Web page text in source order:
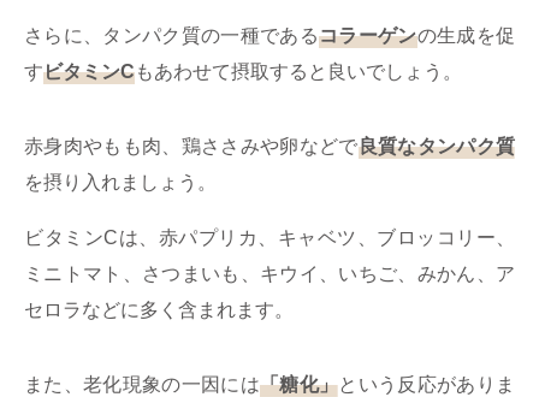
さらに、タンパク質の一種であるコラーゲンの生成を促
すビタミンCもあわせて摂取すると良いでしょう。
赤身肉やもも肉、鶏ささみや卵などで良質なタンパク質
を摂り入れましょう。
ビタミンCは、赤パプリカ、キャベツ、ブロッコリー、
ミニトマト、さつまいも、キウイ、いちご、みかん、ア
セロラなどに多く含まれます。
また、老化現象の一因には「糖化」という反応がありま